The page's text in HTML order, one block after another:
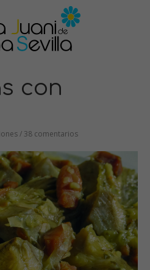
con
/ 38 comentarios